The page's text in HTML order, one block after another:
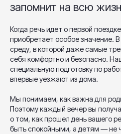
запомнит на всю
Когда речь идет о первой
приобретает особое значение.
среду, в которой даже самые
себя комфортно и безопасно.
специальную подготовку по
впервые уезжают из дома.
Мы понимаем, как важна для
Поэтому каждый вечер вы
о том, как прошел день вашего
быть спокойными, а детям — не